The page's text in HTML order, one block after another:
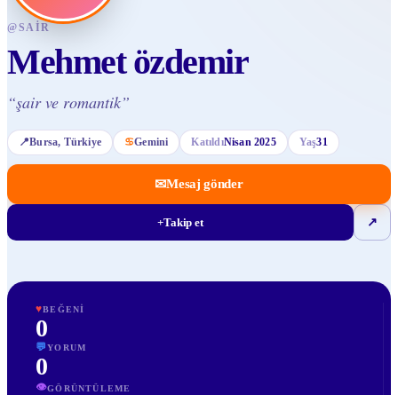
@SAIR
Mehmet özdemir
“şair ve romantik”
📍Bursa, Türkiye ♋Gemini KatıldıNisan 2025 Yaş31
✉Mesaj gönder
+Takip et ↗
♥BEĞENI
0
💬YORUM
0
👁GÖRÜNTÜLEME